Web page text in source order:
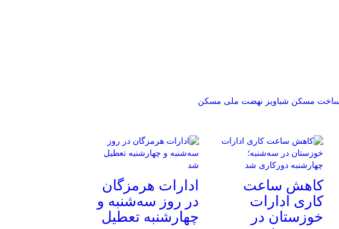
مسکن شباویز نهضت ملی مسکن
کاهش ساعت
کاری ادارات
خوزستان در
ادارات هرمزگان
در روز سه‌شنبه و
چهارشنبه تعطیل